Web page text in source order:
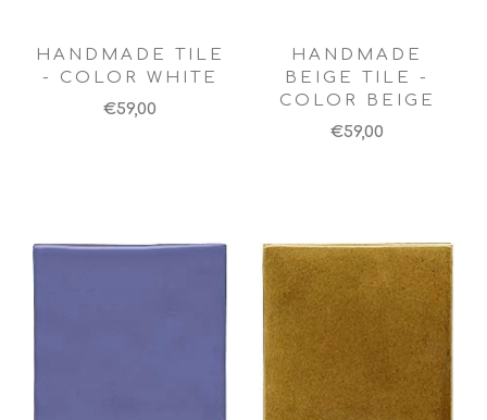
HANDMADE TILE
- COLOR WHITE
€59,00
HANDMADE
BEIGE TILE -
COLOR BEIGE
€59,00